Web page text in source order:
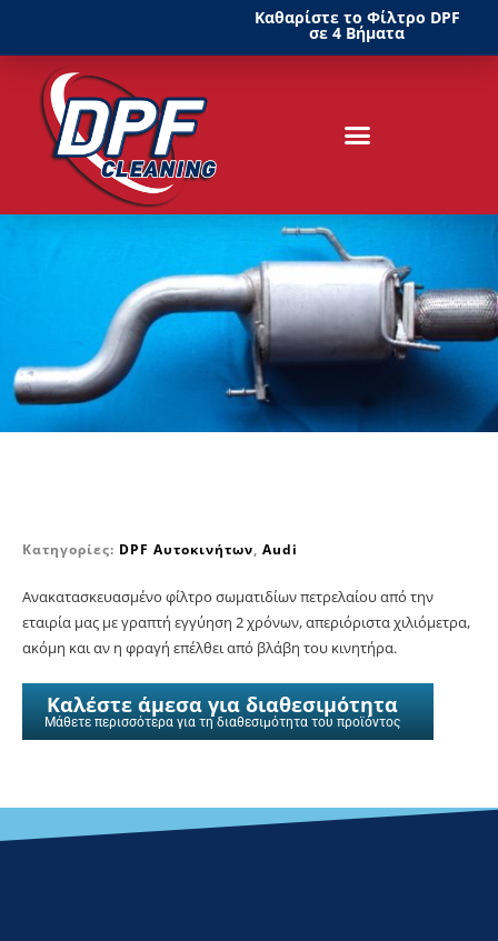
Καθαρίστε το Φίλτρο DPF
σε 4 Βήματα
Κατηγορίες: DPF Αυτοκινήτων, Audi
Ανακατασκευασμένο φίλτρο σωματιδίων πετρελαίου από την
εταιρία μας με γραπτή εγγύηση 2 χρόνων, απεριόριστα χιλιόμετρα,
ακόμη και αν η φραγή επέλθει από βλάβη του κινητήρα.
Καλέστε άμεσα για διαθεσιμότητα
Μάθετε περισσότερα για τη διαθεσιμότητα του προϊόντος